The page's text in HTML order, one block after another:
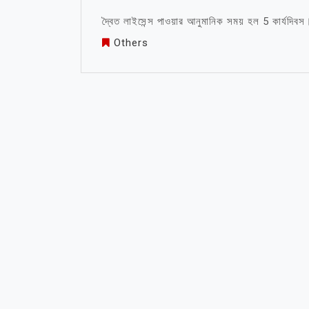
দ্বৈত লাইসেন্স পাওয়ার আনুমানিক সময় হল 5
Others